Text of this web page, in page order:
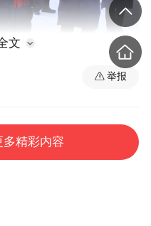
冰灯艺术展和雪雕
规划、业态布局及
文
举报
多精彩内容